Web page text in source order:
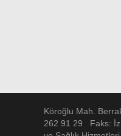
Köroğlu Mah.
262 91 29 Faks: İz